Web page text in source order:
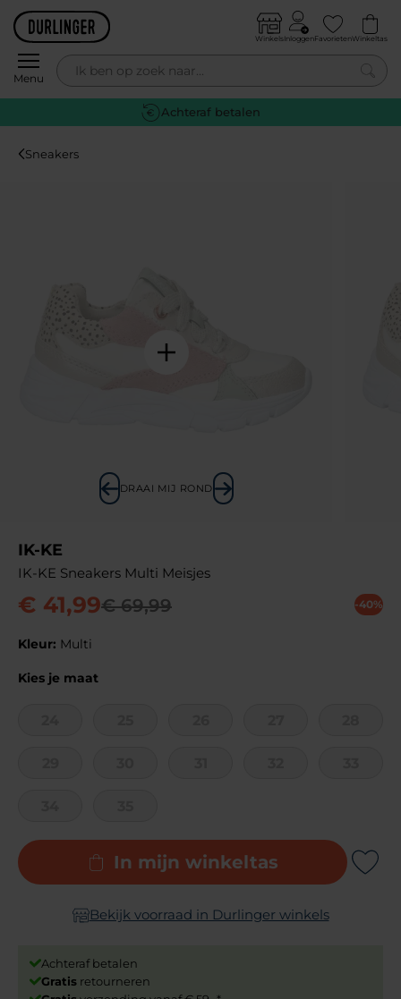
Skip to content
Menu
WinkelsInloggenFavorietenWinkeltas
0
Sneakers
DRAAI MIJ ROND
IK-KE
IK-KE Sneakers Multi Meisjes
€ 41,99€ 69,99 -40%
Kleur: Multi
Kies je maat
In mijn winkeltas Add to
Bekijk voorraad in Durlinger winkels
Achteraf betalen
Gratis retourneren